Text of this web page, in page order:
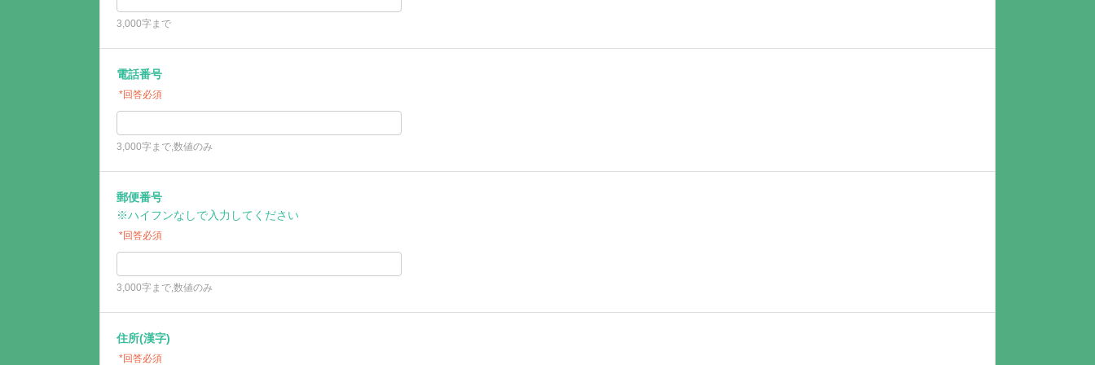
3,000字まで
電話番号
*回答必須
3,000字まで,数値のみ
郵便番号
※ハイフンなしで入力してください
*回答必須
3,000字まで,数値のみ
住所(漢字)
*回答必須